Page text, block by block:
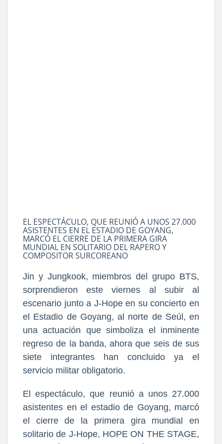
EL ESPECTÁCULO, QUE REUNIÓ A UNOS 27.000
ASISTENTES EN EL ESTADIO DE GOYANG,
MARCÓ EL CIERRE DE LA PRIMERA GIRA
MUNDIAL EN SOLITARIO DEL RAPERO Y
COMPOSITOR SURCOREANO
Jin y Jungkook, miembros del grupo BTS,
sorprendieron este viernes al subir al
escenario junto a J-Hope en su concierto en
el Estadio de Goyang, al norte de Seúl, en
una actuación que simboliza el inminente
regreso de la banda, ahora que seis de sus
siete integrantes han concluido ya el
servicio militar obligatorio.
El espectáculo, que reunió a unos 27.000
asistentes en el estadio de Goyang, marcó
el cierre de la primera gira mundial en
solitario de J-Hope, HOPE ON THE STAGE,